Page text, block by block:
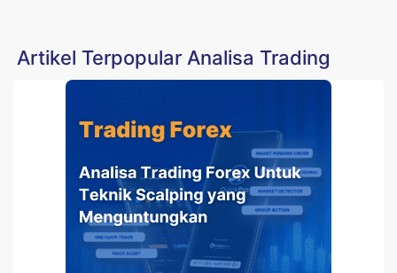
Artikel Terpopular Analisa Trading